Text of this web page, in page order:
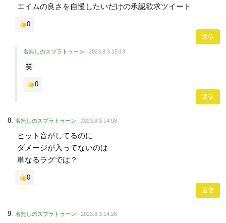
エイムの良さを自慢したいだけの承認欲求ツイート
0
返信
名無しのスプラトゥーン 2023.8.3 15:13
笑
0
返信
名無しのスプラトゥーン 2023.8.3 14:08
ヒット音がしてるのに
ダメージが入ってないのは
単なるラグでは？
0
返信
名無しのスプラトゥーン 2023.8.3 14:26